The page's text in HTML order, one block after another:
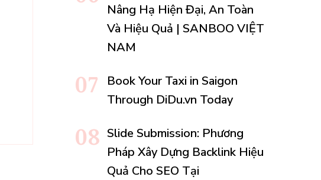
Nâng Hạ Hiện Đại, An Toàn
Và Hiệu Quả | SANBOO VIỆT
NAM
Book Your Taxi in Saigon
Through DiDu.vn Today
Slide Submission: Phương
Pháp Xây Dựng Backlink Hiệu
Quả Cho SEO Tại